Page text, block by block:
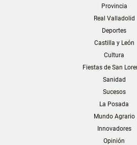
Provincia
Real Valladolid
Deportes
Castilla y León
Cultura
Fiestas de San
Sanidad
Sucesos
La Posada
Mundo Agrario
Innovadores
Opinión